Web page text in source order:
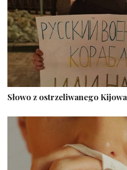
Słowo z ostrzeliwanego Kijowa